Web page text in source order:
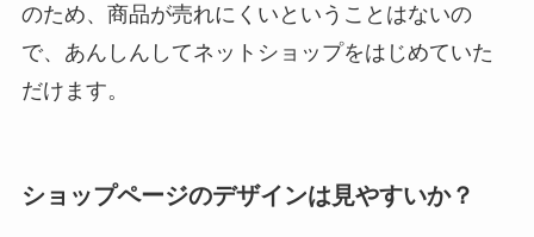
のため、商品が売れにくいということはないの
で、あんしんしてネットショップをはじめていた
だけます。
ショップページのデザインは見やすいか？